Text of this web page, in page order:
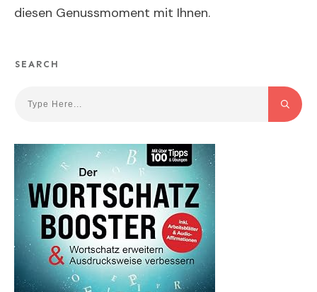
diesen Genussmoment mit Ihnen.
SEARCH